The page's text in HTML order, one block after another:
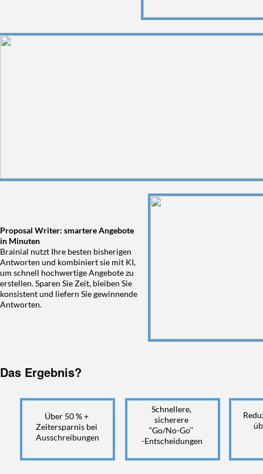
Proposal Writer: smartere Angebote
in Minuten
Brainial nutzt Ihre besten bisherigen
Antworten und kombiniert sie mit KI,
um schnell hochwertige Angebote zu
erstellen. Sparen Sie Zeit, bleiben Sie
konsistent und liefern Sie gewinnende
Antworten.
Das Ergebnis?
Über 50 % +
Zeitersparnis bei
Ausschreibungen
Schnellere,
sicherere
“Go/No-Go’’
-Entscheidungen